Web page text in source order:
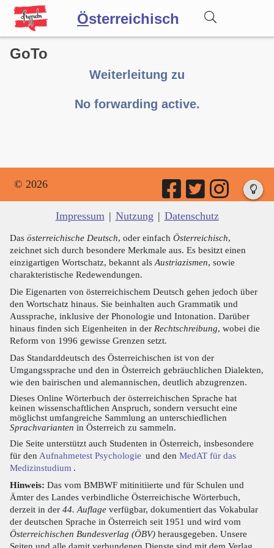
Österreichisch
Wörterbuch
GoTo
Weiterleitung zu
No forwarding active.
© 2026
Impressum | Nutzung | Datenschutz
Das österreichische Deutsch, oder einfach Österreichisch,
zeichnet sich durch besondere Merkmale aus. Es besitzt einen
einzigartigen Wortschatz, bekannt als Austriazismen, sowie
charakteristische Redewendungen.
Die Eigenarten von österreichischem Deutsch gehen jedoch über
den Wortschatz hinaus. Sie beinhalten auch Grammatik und
Aussprache, inklusive der Phonologie und Intonation. Darüber
hinaus finden sich Eigenheiten in der Rechtschreibung, wobei die
Reform von 1996 gewisse Grenzen setzt.
Das Standarddeutsch des Österreichischen ist von der
Umgangssprache und den in Österreich gebräuchlichen Dialekten,
wie den bairischen und alemannischen, deutlich abzugrenzen.
Dieses Online Wörterbuch der österreichischen Sprache hat
keinen wissenschaftlichen Anspruch, sondern versucht eine
möglichst umfangreiche Sammlung an unterschiedlichen
Sprachvarianten in Österreich zu sammeln.
Die Seite unterstützt auch Studenten in Österreich, insbesondere
für den Aufnahmetest Psychologie und den MedAT für das
Medizinstudium .
Hinweis: Das vom BMBWF mitinitiierte und für Schulen und
Ämter des Landes verbindliche Österreichische Wörterbuch,
derzeit in der 44. Auflage verfügbar, dokumentiert das Vokabular
der deutschen Sprache in Österreich seit 1951 und wird vom
Österreichischen Bundesverlag (ÖBV) herausgegeben. Unsere
Seiten und alle damit verbundenen Dienste sind mit dem Verlag